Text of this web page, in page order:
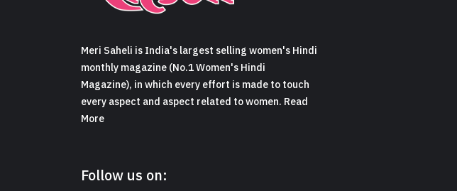
Meri Saheli is India's largest selling women's Hindi
monthly magazine (No.1 Women's Hindi
Magazine), in which every effort is made to touch
every aspect and aspect related to women. Read
More
Follow us on: